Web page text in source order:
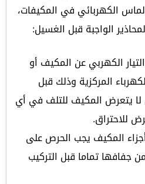
الكهربائي في المكيفات،
الواجبة قبل الغسيل:
الكهربي عن المكيف أو
المركزية وذلك قبل
يتعرض المكيف للتلف في أي
للاحتراق.
المكيف يجب الحرص على
جفافها تماما قبل التركيب